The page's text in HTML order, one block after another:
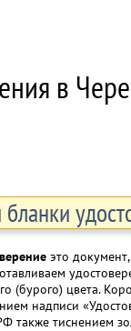
в
это
(бурого) цвета.
надписи
также тиснением